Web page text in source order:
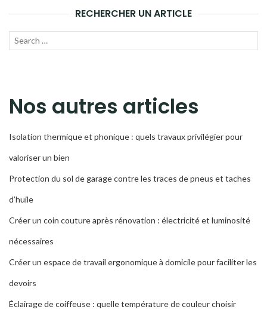
RECHERCHER UN ARTICLE
Recherche
Nos autres articles
Isolation thermique et phonique : quels travaux privilégier pour
valoriser un bien
Protection du sol de garage contre les traces de pneus et taches
d’huile
Créer un coin couture après rénovation : électricité et luminosité
nécessaires
Créer un espace de travail ergonomique à domicile pour faciliter les
devoirs
Éclairage de coiffeuse : quelle température de couleur choisir